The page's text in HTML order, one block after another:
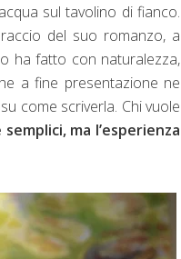
sul tavolino di fianco.
del suo romanzo, a
ha fatto con naturalezza,
a fine presentazione ne
come scriverla. Chi vuole
semplici, ma l’esperienza